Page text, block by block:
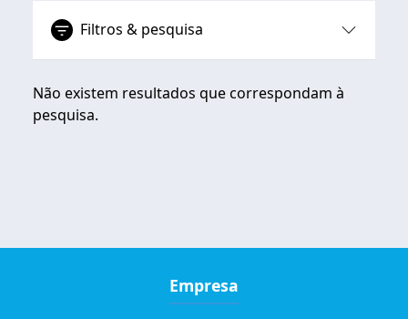
Filtros & pesquisa
Não existem resultados que correspondam à
pesquisa.
Empresa